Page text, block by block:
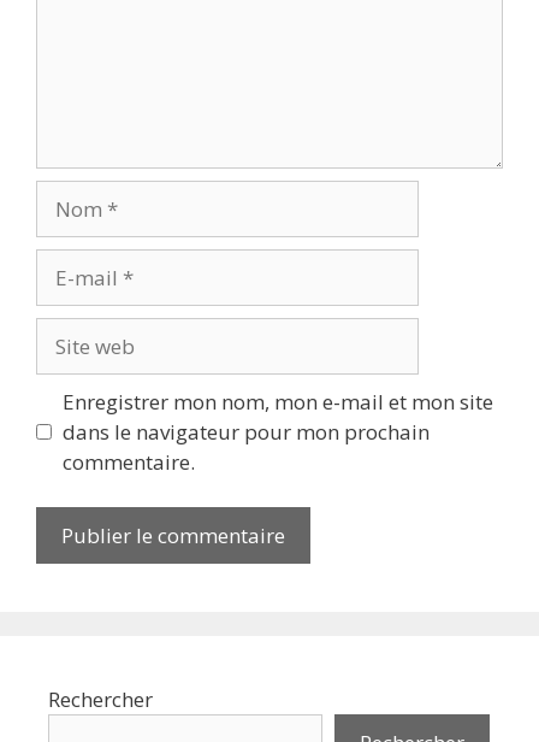
mail
web
Enregistrer mon nom, mon e-mail et mon site
dans le navigateur pour mon prochain
commentaire.
Rechercher